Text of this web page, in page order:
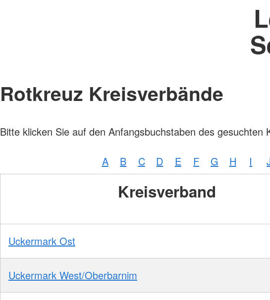
Rotkreuz Kreisverbände
Bitte klicken Sie auf den Anfangsbuchstaben des gesuchten
A B C D E F G H I
Kreisverband
Uckermark Ost
Uckermark West/Oberbarnim